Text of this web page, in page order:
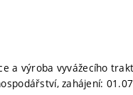
a výroba vyvážecího
zahájení: